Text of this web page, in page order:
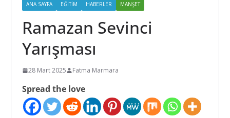
ANA SAYFA EĞİTİM HABERLER MANŞET
Ramazan Sevinci
Yarışması
28 Mart 2025 Fatma Marmara
Spread the love